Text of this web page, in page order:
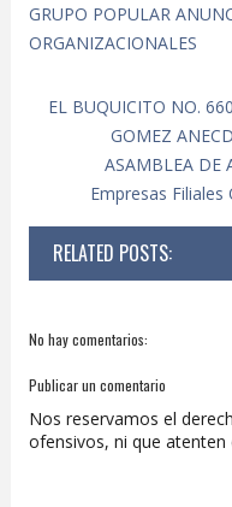
GRUPO POPULAR
ORGANIZACIONALES
EL BUQUICITO NO.
GOMEZ
ASAMBLEA DE
Empresas
RELATED POSTS:
No hay comentarios:
Publicar un comentario
Nos reservamos el
ofensivos, ni que